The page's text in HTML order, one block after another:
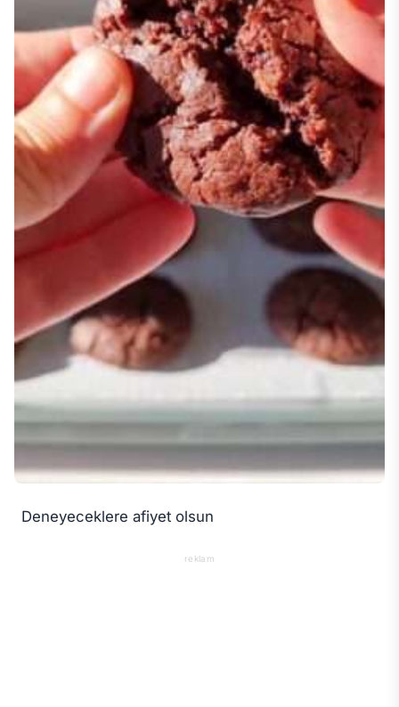
Deneyeceklere afiyet olsun
reklam